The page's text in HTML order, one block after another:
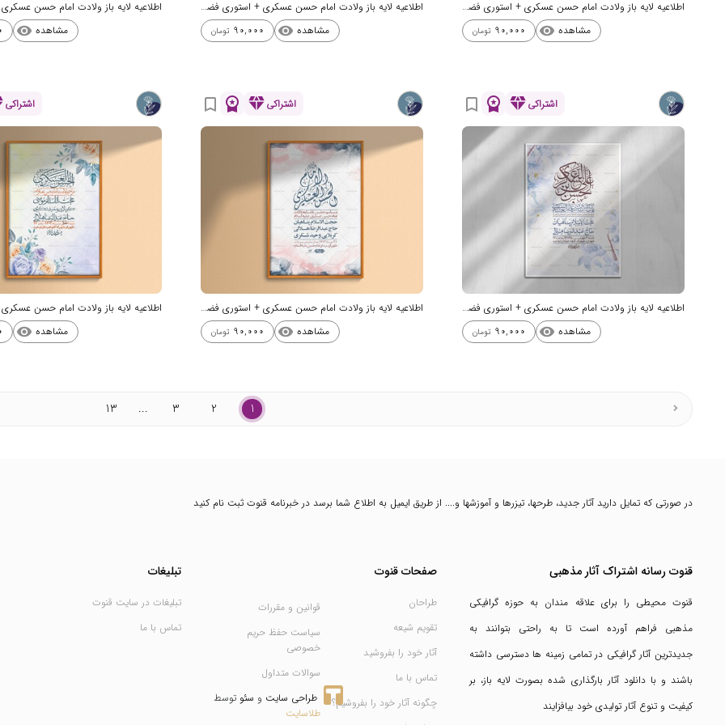
اطلاعیه لایه باز ولادت امام حسن عسکری + استوری فضای مجازی
مشاهده visibility
90,000 تومان
اطلاعیه لایه باز ولادت امام حسن عسکری + استوری فضای مجازی
مشاهده visibility
90,000 تومان
مشاهده visibility
اشتراکیdiamond
workspace_premium
bookmark_border
اطلاعیه لایه باز ولادت امام حسن عسکری + استوری فضای مجازی
مشاهده visibility
90,000 تومان
اشتراکیdiamond
workspace_premium
bookmark_border
اطلاعیه لایه باز ولادت امام حسن عسکری + استوری فضای مجازی
مشاهده visibility
90,000 تومان
اشتراکی
مشاهده visibility
1
2
3
...
13
در صورتی که تمایل دارید آثار جدید، طرحها، تیزرها و آموزشها و.... از طریق ایمیل به اطلاع شما برسد در خبرنامه قنوت ثبت نام کنید
قنوت رسانه اشتراک آثار مذهبی
قنوت محیطی را برای علاقه مندان به حوزه گرافیکی
مذهبی فراهم آورده است تا به راحتی بتوانند به
جدیدترین آثار گرافیکی در تمامی زمینه ها دسترسی داشته
باشند و با دانلود آثار بارگذاری شده بصورت لایه باز، بر
کیفیت و تنوع آثار تولیدی خود بیافزایند
صفحات قنوت
طراحان
تقویم شیعه
آثار خود را بفروشید
تماس با ما
چگونه آثار خود را بفروشیم؟
قوانین و مقررات
سیاست حفظ حریم
خصوصی
سوالات متداول
طراحی سایت و سئو توسط
طلاسایت
تبلیغات
تبلیغات در سایت قنوت
تماس با ما